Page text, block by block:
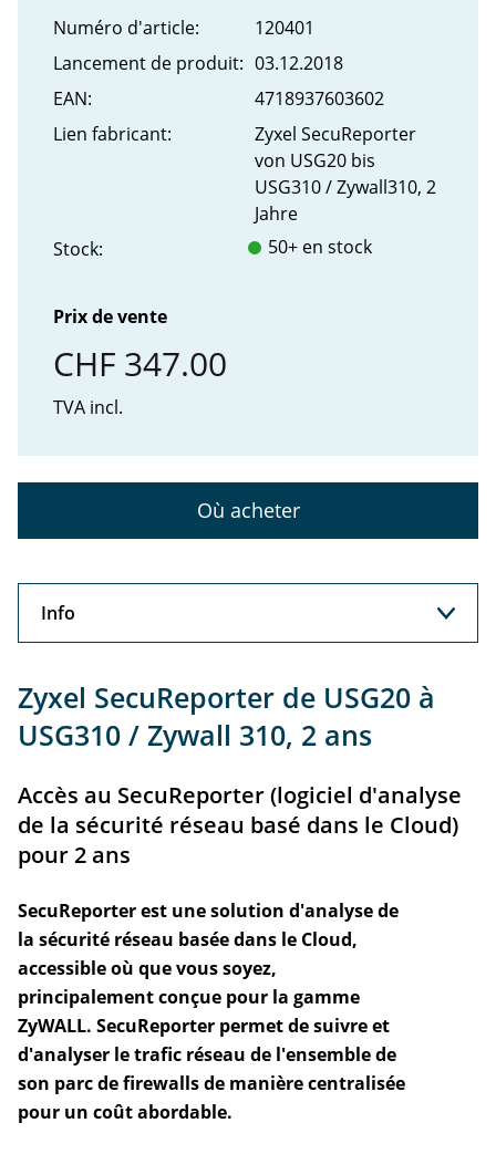
Numéro d'article:
120401
Lancement de produit: 03.12.2018
EAN:
4718937603602
Lien fabricant:
Zyxel SecuReporter
von USG20 bis
USG310 / Zywall310, 2
Jahre
Stock:
50+ en stock
Prix de vente
CHF 347.00
TVA incl.
Où acheter
Info
Support
Zyxel SecuReporter de USG20 à
USG310 / Zywall 310, 2 ans
Accès au SecuReporter (logiciel d'analyse
de la sécurité réseau basé dans le Cloud)
pour 2 ans
SecuReporter est une solution d'analyse de
la sécurité réseau basée dans le Cloud,
accessible où que vous soyez,
principalement conçue pour la gamme
ZyWALL. SecuReporter permet de suivre et
d'analyser le trafic réseau de l'ensemble de
son parc de firewalls de manière centralisée
pour un coût abordable.